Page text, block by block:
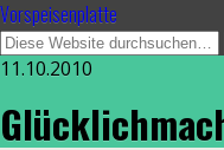
Vorspeisenplatte
11.10.2010